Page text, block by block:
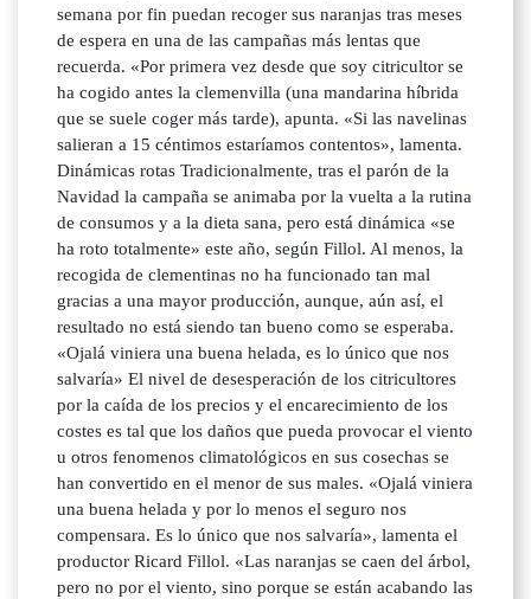
semana por fin puedan recoger sus naranjas tras meses
de espera en una de las campañas más lentas que
recuerda. «Por primera vez desde que soy citricultor se
ha cogido antes la clemenvilla (una mandarina híbrida
que se suele coger más tarde), apunta. «Si las navelinas
salieran a 15 céntimos estaríamos contentos», lamenta.
Dinámicas rotas Tradicionalmente, tras el parón de la
Navidad la campaña se animaba por la vuelta a la rutina
de consumos y a la dieta sana, pero está dinámica «se
ha roto totalmente» este año, según Fillol. Al menos, la
recogida de clementinas no ha funcionado tan mal
gracias a una mayor producción, aunque, aún así, el
resultado no está siendo tan bueno como se esperaba.
«Ojalá viniera una buena helada, es lo único que nos
salvaría» El nivel de desesperación de los citricultores
por la caída de los precios y el encarecimiento de los
costes es tal que los daños que pueda provocar el viento
u otros fenomenos climatológicos en sus cosechas se
han convertido en el menor de sus males. «Ojalá viniera
una buena helada y por lo menos el seguro nos
compensara. Es lo único que nos salvaría», lamenta el
productor Ricard Fillol. «Las naranjas se caen del árbol,
pero no por el viento, sino porque se están acabando las